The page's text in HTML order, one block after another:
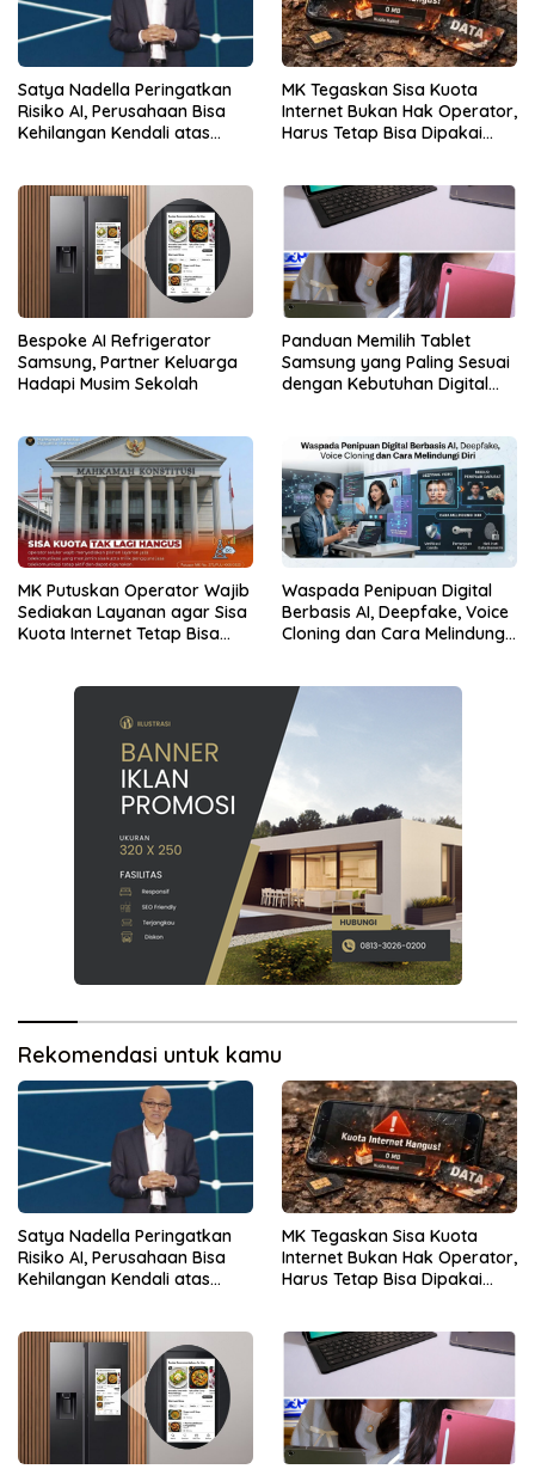
Satya Nadella Peringatkan
Risiko AI, Perusahaan Bisa
Kehilangan Kendali atas
MK Tegaskan Sisa Kuota
Internet Bukan Hak Operator,
Harus Tetap Bisa Dipakai
Bespoke AI Refrigerator
Samsung, Partner Keluarga
Hadapi Musim Sekolah
Panduan Memilih Tablet
Samsung yang Paling Sesuai
dengan Kebutuhan Digital
MK Putuskan Operator Wajib
Sediakan Layanan agar Sisa
Kuota Internet Tetap Bisa
Waspada Penipuan Digital
Berbasis AI, Deepfake, Voice
Cloning dan Cara Melindungi
Rekomendasi untuk kamu
Satya Nadella Peringatkan
Risiko AI, Perusahaan Bisa
Kehilangan Kendali atas
MK Tegaskan Sisa Kuota
Internet Bukan Hak Operator,
Harus Tetap Bisa Dipakai